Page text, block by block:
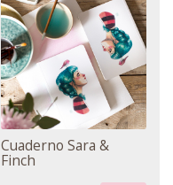
Cuaderno Sara &
Finch